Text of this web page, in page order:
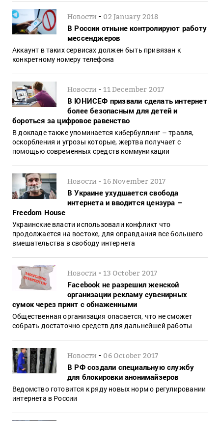
Новости - 02 January 2018
В России отныне контролируют работу
мессенджеров
Аккаунт в таких сервисах должен быть привязан к
конкретному номеру телефона
Новости -11 December 2017
В ЮНИСЕФ призвали сделать интернет
более безопасным для детей и
бороться за цифровое равенство
В докладе также упоминается кибербуллинг – травля,
оскорбления и угрозы которые, жертва получает с
помощью современных средств коммуникации
Новости -16 November 2017
В Украине ухудшается свобода
интернета и вводится цензура –
Freedom House
Украинские власти использовали конфликт что
продолжается на востоке, для оправдания все большего
вмешательства в свободу интернета
Новости -13 October 2017
Facebook не разрешил женской
организации рекламу сувенирных
сумок через принт с обнаженными
Общественная организация опасается, что не сможет
собрать достаточно средств для дальнейшей работы
Новости - 06 October 2017
В РФ создали специальную службу
для блокировки анонимайзеров
Ведомство готовится к ряду новых норм о регулировании
интернета в России